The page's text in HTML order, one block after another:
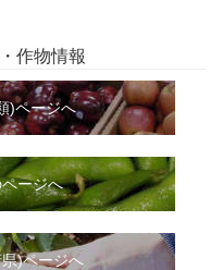
作物情報
)ページへ
ージへ
)ページへ